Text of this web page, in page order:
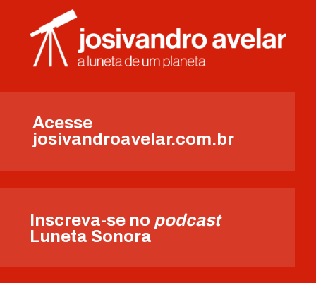
Inscreva-se no podcast
Luneta Sonora
Acesse
josivandroavelar.com.br